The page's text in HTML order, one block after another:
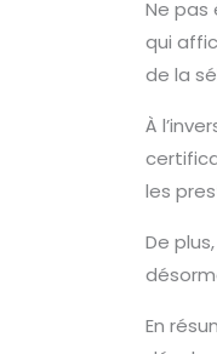
Ne pas
qui
de la
À
les
De
En